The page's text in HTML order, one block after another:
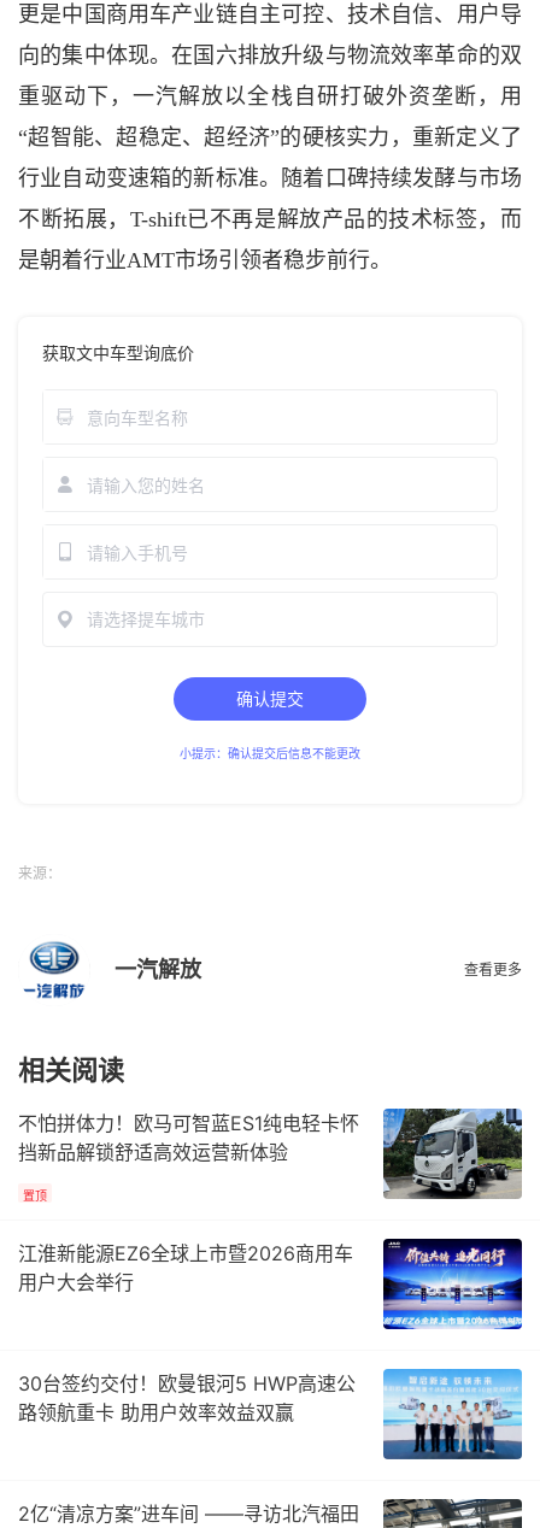
更是中国商用车产业链自主可控、技术自信、用户导
向的集中体现。在国六排放升级与物流效率革命的双
重驱动下，一汽解放以全栈自研打破外资垄断，用
“超智能、超稳定、超经济”的硬核实力，重新定义了
行业自动变速箱的新标准。随着口碑持续发酵与市场
不断拓展，T-shift已不再是解放产品的技术标签，而
是朝着行业AMT市场引领者稳步前行。
获取文中车型询底价
请选择提车城市
确认提交
小提示：确认提交后信息不能更改
来源：
一汽解放 查看更多
相关阅读
不怕拼体力！欧马可智蓝ES1纯电轻卡怀
挡新品解锁舒适高效运营新体验
置顶
江淮新能源EZ6全球上市暨2026商用车
用户大会举行
30台签约交付！欧曼银河5 HWP高速公
路领航重卡 助用户效率效益双赢
2亿“清凉方案”进车间 ——寻访北汽福田